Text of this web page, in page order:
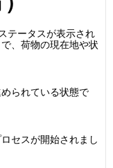
テータスが表示され
、荷物の現在地や状
られている状態で
セスが開始されまし